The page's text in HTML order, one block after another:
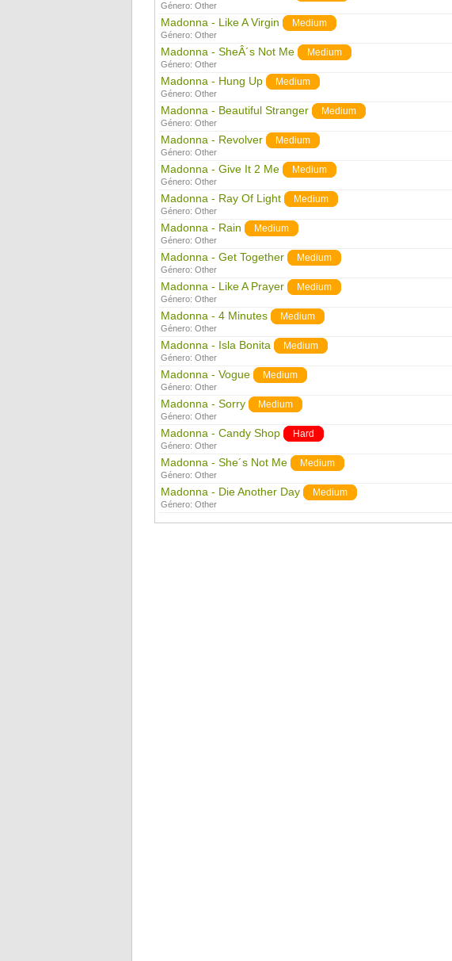
Género: Other
Madonna - Like A Virgin Medium
Género: Other
Madonna - SheÂ´s Not Me Medium
Género: Other
Madonna - Hung Up Medium
Género: Other
Madonna - Beautiful Stranger Medium
Género: Other
Madonna - Revolver Medium
Género: Other
Madonna - Give It 2 Me Medium
Género: Other
Madonna - Ray Of Light Medium
Género: Other
Madonna - Rain Medium
Género: Other
Madonna - Get Together Medium
Género: Other
Madonna - Like A Prayer Medium
Género: Other
Madonna - 4 Minutes Medium
Género: Other
Madonna - Isla Bonita Medium
Género: Other
Madonna - Vogue Medium
Género: Other
Madonna - Sorry Medium
Género: Other
Madonna - Candy Shop Hard
Género: Other
Madonna - She´s Not Me Medium
Género: Other
Madonna - Die Another Day Medium
Género: Other